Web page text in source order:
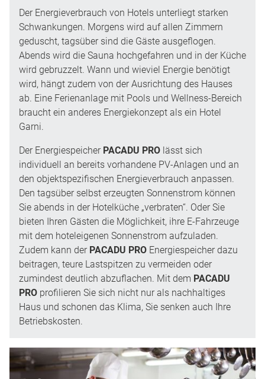
Der Energieverbrauch von Hotels unterliegt starken
Schwankungen. Morgens wird auf allen Zimmern
geduscht, tagsüber sind die Gäste ausgeflogen.
Abends wird die Sauna hochgefahren und in der Küche
wird gebruzzelt. Wann und wieviel Energie benötigt
wird, hängt zudem von der Ausrichtung des Hauses
ab. Eine Ferienanlage mit Pools und Wellness-Bereich
braucht ein anderes Energiekonzept als ein Hotel
Garni.
Der Energiespeicher PACADU PRO lässt sich
individuell an bereits vorhandene PV-Anlagen und an
den objektspezifischen Energieverbrauch anpassen.
Den tagsüber selbst erzeugten Sonnenstrom können
Sie abends in der Hotelküche „verbraten“. Oder Sie
bieten Ihren Gästen die Möglichkeit, ihre E-Fahrzeuge
mit dem hoteleigenen Sonnenstrom auf­zuladen.
Zudem kann der PACADU PRO Energiespeicher dazu
beitragen, teure Lastspitzen zu vermeiden oder
zumindest deutlich abzuflachen. Mit dem PACADU
PRO profilieren Sie sich nicht nur als nachhaltiges
Haus und schonen das Klima, Sie senken auch Ihre
Betriebskosten.